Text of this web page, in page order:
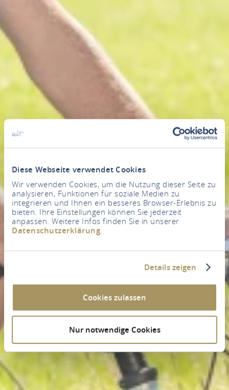
Diese Webseite verwendet Cookies
Wir verwenden Cookies, um die Nutzung dieser Seite zu
analysieren, Funktionen für soziale Medien zu
integrieren und Ihnen ein besseres Browser-Erlebnis zu
bieten. Ihre Einstellungen können Sie jederzeit
anpassen. Weitere Infos finden Sie in unserer
Datenschutzerklärung.
Details zeigen
Cookies zulassen
Nur notwendige Cookies